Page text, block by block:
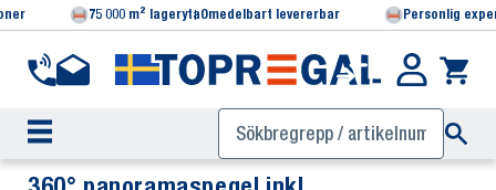
75 000 m² lagerytaOmedelbart levererbar Personlig